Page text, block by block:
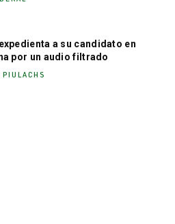
expedienta a su candidato en
por un audio filtrado
PIULACHS